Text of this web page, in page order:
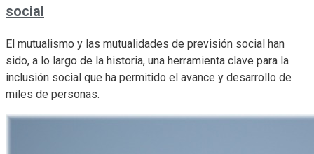
social
El mutualismo y las mutualidades de previsión social han
sido, a lo largo de la historia, una herramienta clave para la
inclusión social que ha permitido el avance y desarrollo de
miles de personas.